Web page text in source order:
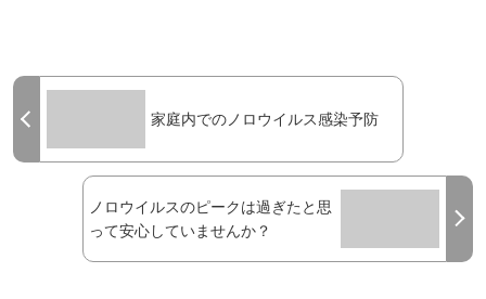
家庭内でのノロウイルス感染予防
ノロウイルスのピークは過ぎたと思
って安心していませんか？